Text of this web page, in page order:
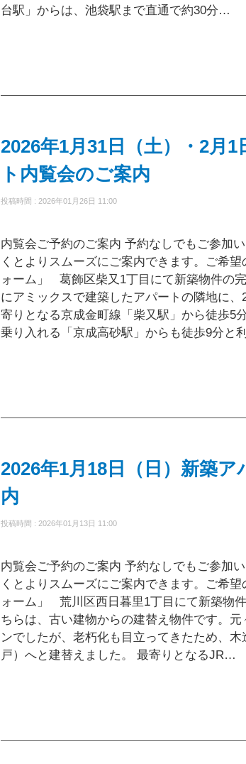
台駅」からは、池袋駅まで直通で約30分…
2026年1月31日（土）・2月
ト内覧会のご案内
投稿時間 : 2026年01月26日 11:00
内覧会ご予約のご案内 予約なしでもご参加
くとよりスムーズにご案内できます。ご希
ォーム」 葛飾区柴又1丁目にて新築物件の
にアミックスで建築したアパートの隣地に
寄りとなる京成金町線「柴又駅」から徒歩5
乗り入れる「京成高砂駅」からも徒歩9分と
2026年1月18日（日）新築
内
投稿時間 : 2026年01月13日 11:00
内覧会ご予約のご案内 予約なしでもご参加
くとよりスムーズにご案内できます。ご希
ォーム」 荒川区西日暮里1丁目にて新築物
ちらは、古い建物からの建替え物件です。元
ンでしたが、老朽化も目立ってきたため、
戸）へと建替えました。 最寄りとなるJR…